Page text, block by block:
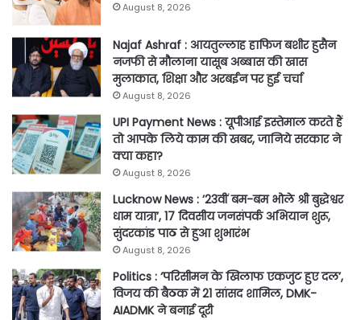
August 8, 2026
Najaf Ashraf : आयतुल्लाह हाफिज बशीर हुसैन
नजफी से मौलाना यासूब अब्बास की खास
मुलाकात, शिक्षा और अरबईन पर हुई चर्चा
August 8, 2026
UPI Payment News : यूपीआई इस्तेमाल करते हैं
तो आपके लिये काम की खबर, जानिये सरकार ने
क्या कहा?
August 8, 2026
Lucknow News : ’23वीं बम-बम भोले श्री बुद्धेश्वर
धाम यात्रा’, 17 दिवसीय जनसंपर्क अभियान शुरू,
सुंदरकांड पाठ से हुआ शुभारंभ
August 8, 2026
Politics : ‘परिसीमन के खिलाफ एकजुट हुए दल’,
विजय की बैठक में 21 सांसद शामिल, DMK-
AIADMK ने बनाई दूरी